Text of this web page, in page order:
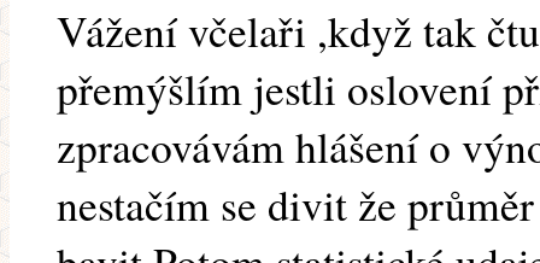
Vážení včelaři ,když tak
přemýšlím jestli oslovení
zpracovávám hlášení o
nestačím se divit že